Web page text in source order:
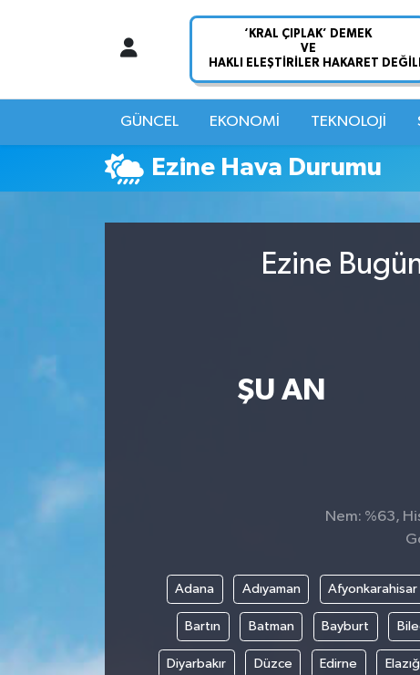
GÜNCEL EKONOMİ TEKNOLOJİ
Ezine Hava Durumu
Ezine
ŞU AN
Nem: %63,
Adana Adıyaman Afyonkarahisar
Bartın Batman Bayburt
Diyarbakır Düzce Edirne Elazığ
Hava Durumu
Namaz Vakitleri
Süper Lig Puan Durumu ve Fikstür